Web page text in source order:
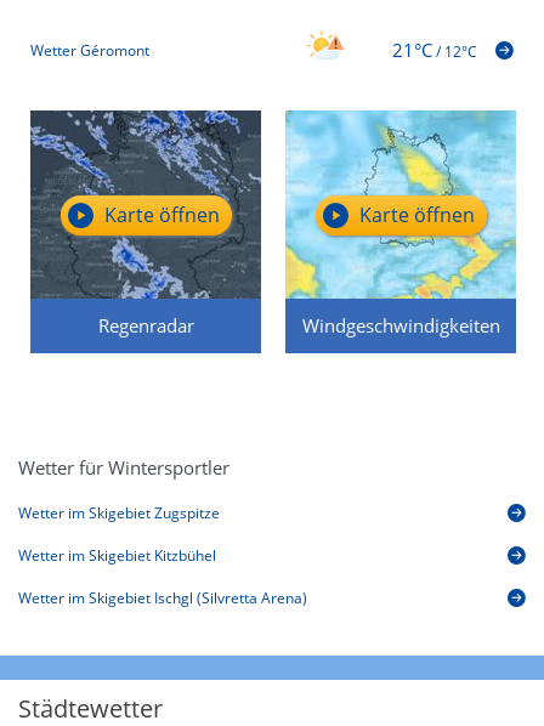
Wetter Géromont 21°C/12°C
Regenradar
Karte öffnen
Windgeschwindigkeiten
Karte öffnen
Wetter für Wintersportler
Wetter im Skigebiet Zugspitze
Wetter im Skigebiet Kitzbühel
Wetter im Skigebiet Ischgl (Silvretta Arena)
Städtewetter